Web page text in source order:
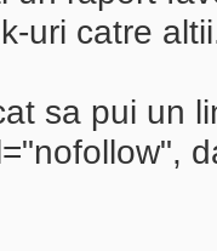
uri catre
sa pui un